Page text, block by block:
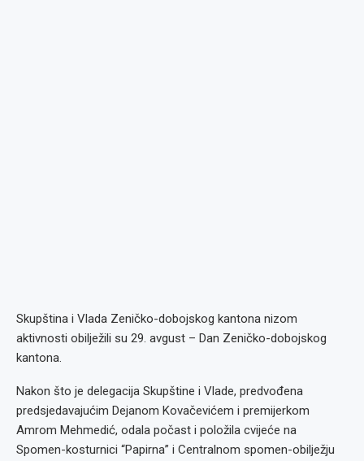
Skupština i Vlada Zeničko-dobojskog kantona nizom
aktivnosti obilježili su 29. avgust – Dan Zeničko-dobojskog
kantona.
Nakon što je delegacija Skupštine i Vlade, predvođena
predsjedavajućim Dejanom Kovačevićem i premijerkom
Amrom Mehmedić, odala počast i položila cvijeće na
Spomen-kosturnici “Papirna” i Centralnom spomen-obilježju